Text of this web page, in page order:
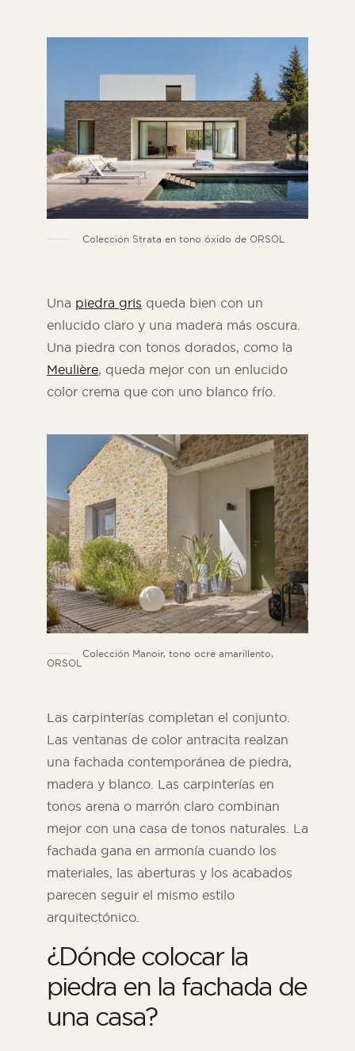
Colección Strata en tono óxido de ORSOL
Una piedra gris queda bien con un
enlucido claro y una madera más oscura.
Una piedra con tonos dorados, como la
Meulière, queda mejor con un enlucido
color crema que con uno blanco frío.
Colección Manoir, tono ocre amarillento,
ORSOL
Las carpinterías completan el conjunto.
Las ventanas de color antracita realzan
una fachada contemporánea de piedra,
madera y blanco. Las carpinterías en
tonos arena o marrón claro combinan
mejor con una casa de tonos naturales. La
fachada gana en armonía cuando los
materiales, las aberturas y los acabados
parecen seguir el mismo estilo
arquitectónico.
¿Dónde colocar la
piedra en la fachada de
una casa?